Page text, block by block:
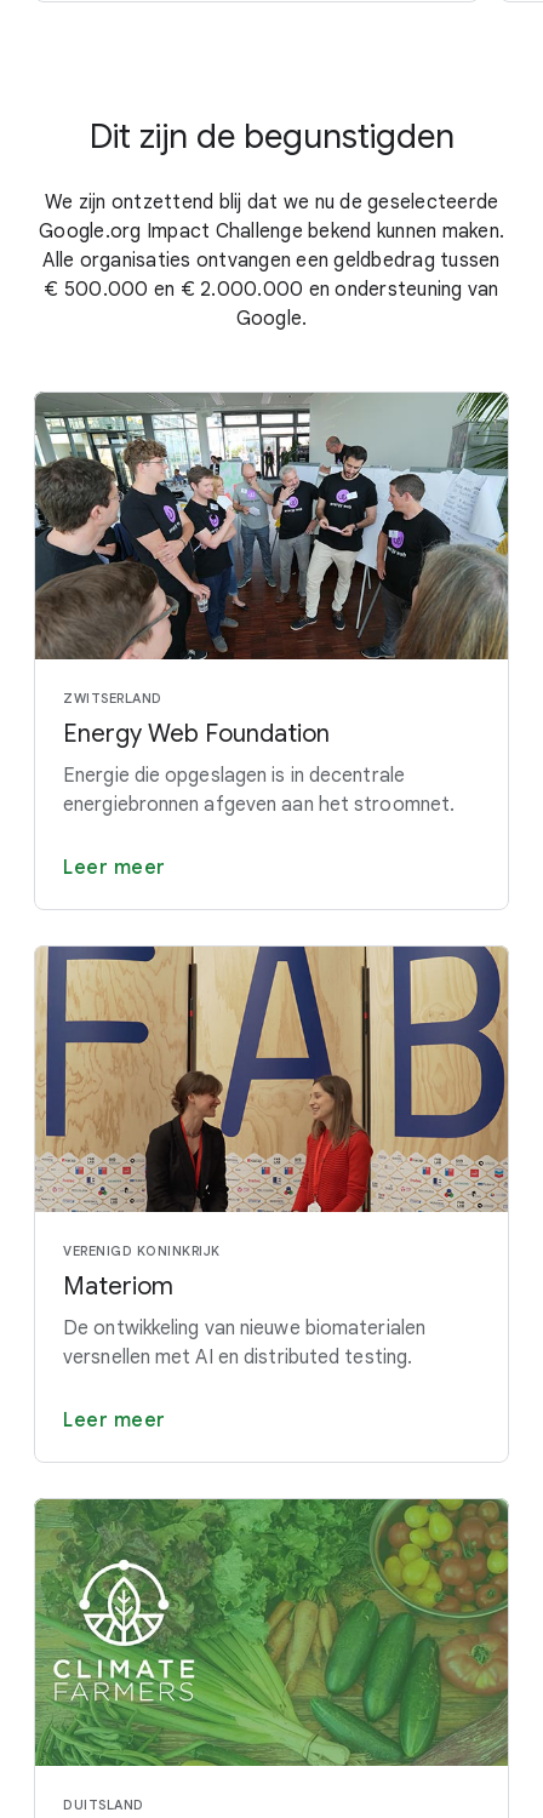
Dit zijn de begunstigden
We zijn ontzettend blij dat we nu de geselecteerde
Google.org Impact Challenge bekend kunnen maken.
Alle organisaties ontvangen een geldbedrag tussen
€ 500.000 en € 2.000.000 en ondersteuning van
Google.
ZWITSERLAND
Energy Web Foundation
Energie die opgeslagen is in decentrale
energiebronnen afgeven aan het stroomnet.
Leer meer
VERENIGD KONINKRIJK
Materiom
De ontwikkeling van nieuwe biomaterialen
versnellen met AI en distributed testing.
Leer meer
DUITSLAND